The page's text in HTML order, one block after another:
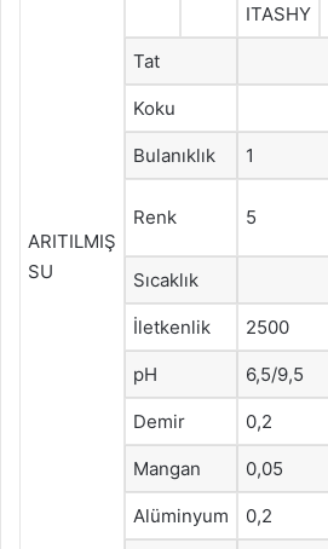
ARITILMIŞ
SU
ITASHY
Tat
Koku
Bulanıklık 1
Renk 5
Sıcaklık
İletkenlik 2500
pH 6,5/9,5
Demir 0,2
Mangan 0,05
Alüminyum 0,2